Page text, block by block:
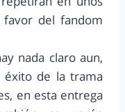
del fandom
nada claro aun,
de la trama
en esta entrega